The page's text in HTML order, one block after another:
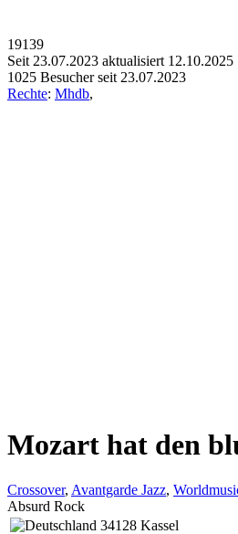
19139
Seit 23.07.2023 aktualisiert 12.10.2025
1025 Besucher seit 23.07.2023
Rechte: Mhdb,
Mozart hat den
Crossover, Avantgarde Jazz,
Absurd Rock
34128 Kassel